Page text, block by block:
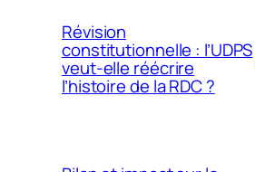
Révision
constitutionnelle : l’UDPS
veut-elle réécrire
l’histoire de la RDC ?